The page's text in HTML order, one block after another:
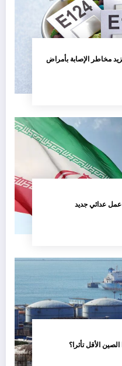
مخاطر الإصابة بأمراض
عدائي جديد
الأقل تأثرا؟